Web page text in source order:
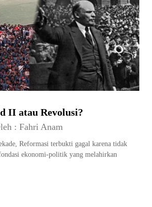
II atau Revolusi?
: Fahri Anam
Reformasi terbukti gagal karena tidak
ekonomi-politik yang melahirkan